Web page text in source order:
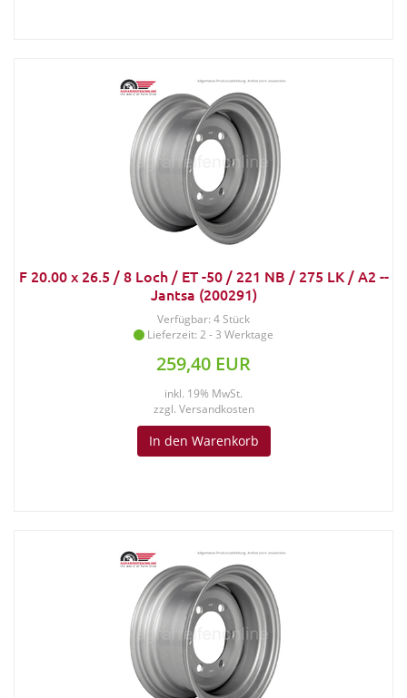
F 20.00 x 26.5 / 8 Loch / ET -50 / 221 NB / 275 LK / A2 --
Jantsa (200291)
Verfügbar: 4 Stück
Lieferzeit: 2 - 3 Werktage
259,40 EUR
inkl. 19% MwSt.
zzgl. Versandkosten
In den Warenkorb